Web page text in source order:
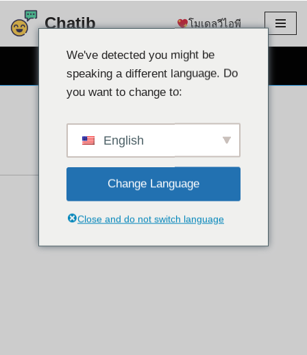
ข้าม
เนื้อหา
Chatib โมเดลวีไอพี
แชทผ่านเว็บแคมฟรี
We've detected you might be
speaking a different language. Do
you want to change to:
English
Change Language
Close and do not switch language